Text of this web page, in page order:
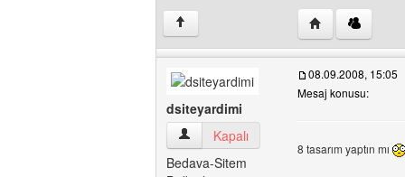
↑ Yazarın web
dsiteyardimi
dsiteyardimi Kullanıcının profilini
Kapalı
Bedava-Sitem
08.09.2008, 15:05
Mesaj konusu:
8 tasarım yaptın mı